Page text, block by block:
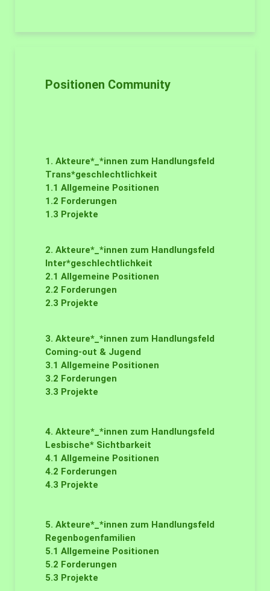
Positionen Community
1. Akteure*_*innen zum Handlungsfeld
Trans*geschlechtlichkeit
1.1 Allgemeine Positionen
1.2 Forderungen
1.3 Projekte
2. Akteure*_*innen zum Handlungsfeld
Inter*geschlechtlichkeit
2.1 Allgemeine Positionen
2.2 Forderungen
2.3 Projekte
3. Akteure*_*innen zum Handlungsfeld
Coming-out & Jugend
3.1 Allgemeine Positionen
3.2 Forderungen
3.3 Projekte
4. Akteure*_*innen zum Handlungsfeld
Lesbische* Sichtbarkeit
4.1 Allgemeine Positionen
4.2 Forderungen
4.3 Projekte
5. Akteure*_*innen zum Handlungsfeld
Regenbogenfamilien
5.1 Allgemeine Positionen
5.2 Forderungen
5.3 Projekte